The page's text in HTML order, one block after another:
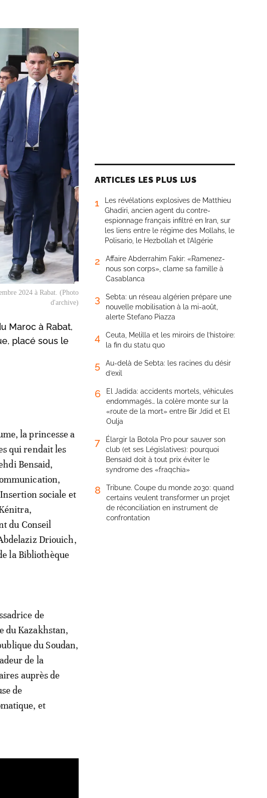
2024 à Rabat. (Photo
d'archive)
Maroc à Rabat,
placé sous le
la princesse a
qui rendait les
Bensaid,
sociale et
du Conseil
Driouich,
la Bibliothèque
de
du Kazakhstan,
du Soudan,
de la
auprès de
de
et
ARTICLES LES PLUS LUS
1
Les révélations explosives de Matthieu
Ghadiri, ancien agent du contre-
espionnage français infiltré en Iran, sur
les liens entre le régime des Mollahs, le
Polisario, le Hezbollah et l’Algérie
2
Affaire Abderrahim Fakir: «Ramenez-
nous son corps», clame sa famille à
Casablanca
3
Sebta: un réseau algérien prépare une
nouvelle mobilisation à la mi-août,
alerte Stefano Piazza
4
Ceuta, Melilla et les miroirs de l’histoire:
la fin du statu quo
5
Au-delà de Sebta: les racines du désir
d’exil
6
El Jadida: accidents mortels, véhicules
endommagés… la colère monte sur la
«route de la mort» entre Bir Jdid et El
Oulja
7
Élargir la Botola Pro pour sauver son
club (et ses Législatives): pourquoi
Bensaïd doit à tout prix éviter le
syndrome des «fraqchia»
8
Tribune. Coupe du monde 2030: quand
certains veulent transformer un projet
de réconciliation en instrument de
confrontation